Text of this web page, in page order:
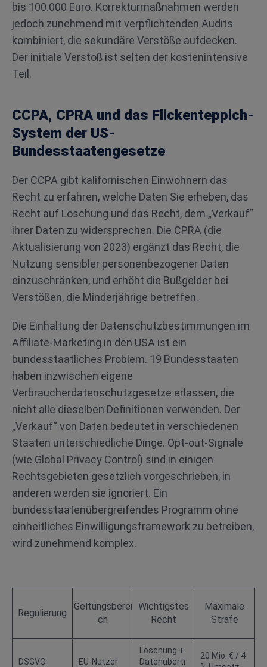
bis 100.000 Euro. Korrekturmaßnahmen werden
jedoch zunehmend mit verpflichtenden Audits
kombiniert, die sekundäre Verstöße aufdecken.
Der initiale Verstoß ist selten der kostenintensive
Teil.
CCPA, CPRA und das Flickenteppich-
System der US-
Bundesstaatengesetze
Der CCPA gibt kalifornischen Einwohnern das
Recht zu erfahren, welche Daten Sie erheben, das
Recht auf Löschung und das Recht, dem „Verkauf“
ihrer Daten zu widersprechen. Die CPRA (die
Aktualisierung von 2023) ergänzt das Recht, die
Nutzung sensibler personenbezogener Daten
einzuschränken, und erhöht die Bußgelder bei
Verstößen, die Minderjährige betreffen.
Die Einhaltung der Datenschutzbestimmungen im
Affiliate-Marketing in den USA ist ein
bundesstaatliches Problem. 19 Bundesstaaten
haben inzwischen eigene
Verbraucherdatenschutzgesetze erlassen, die
nicht alle dieselben Definitionen verwenden. Der
„Verkauf“ von Daten bedeutet in verschiedenen
Staaten unterschiedliche Dinge. Opt-out-Signale
(wie Global Privacy Control) sind in einigen
Rechtsgebieten gesetzlich vorgeschrieben, in
anderen werden sie ignoriert. Ein
bundesstaatenübergreifendes Programm ohne
einheitliches Einwilligungsframework zu betreiben,
wird zunehmend komplex.
Regulierung
Geltungsberei
ch
Wichtigstes
Recht
Maximale
Strafe
DSGVO EU-Nutzer
Löschung +
Datenübertr
20 Mio. € / 4